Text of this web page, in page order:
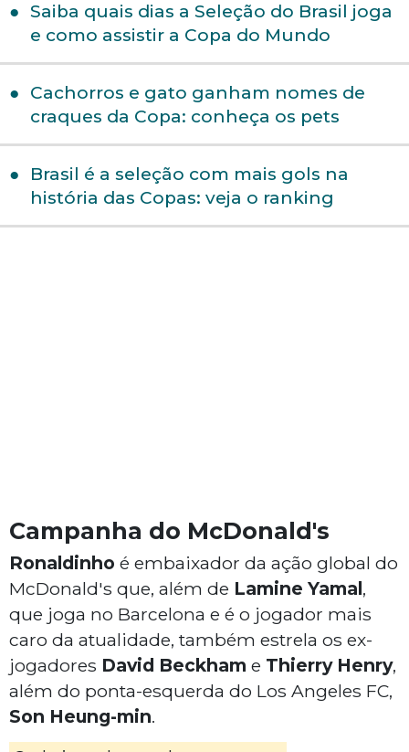
Saiba quais dias a Seleção do Brasil joga
e como assistir a Copa do Mundo
Cachorros e gato ganham nomes de
craques da Copa: conheça os pets
Brasil é a seleção com mais gols na
história das Copas: veja o ranking
Campanha do McDonald's
Ronaldinho é embaixador da ação global do
McDonald's que, além de Lamine Yamal,
que joga no Barcelona e é o jogador mais
caro da atualidade, também estrela os ex-
jogadores David Beckham e Thierry Henry,
além do ponta-esquerda do Los Angeles FC,
Son Heung-min.